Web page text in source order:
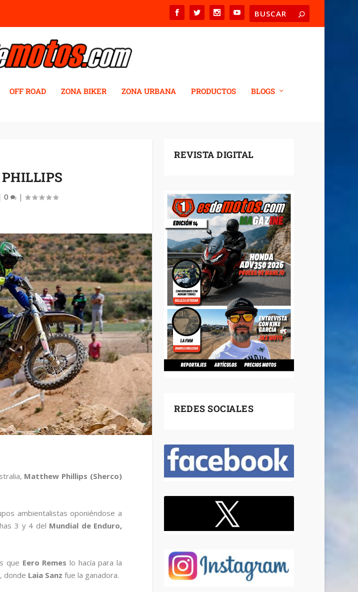
OFF ROAD ZONA BIKER ZONA URBANA PRODUCTOS BLOGS
0 |
Matthew Phillips (Sherco)
ambientalistas oponiéndose a
3 y 4 del Mundial de Enduro,
que Eero Remes lo hacía para la
donde Laia Sanz fue la ganadora.
REVISTA DIGITAL
REDES SOCIALES